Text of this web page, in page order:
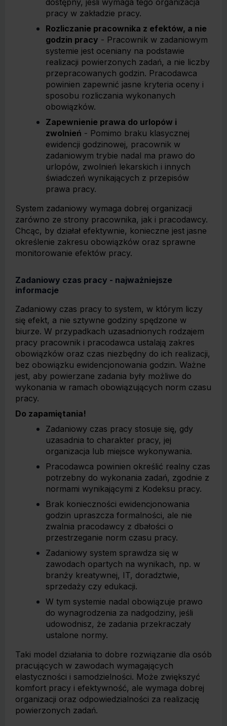
dostępny, jeśli wymaga tego organizacja
pracy w zakładzie pracy.
Rozliczanie pracownika z efektów, a nie
godzin pracy - Pracownik w zadaniowym
systemie jest oceniany na podstawie
realizacji powierzonych zadań, a nie liczby
przepracowanych godzin. Pracodawca
powinien zapewnić jasne kryteria oceny i
sposobu rozliczania wykonanych
obowiązków.
Zapewnienie prawa do urlopów i
zwolnień - Pomimo braku klasycznej
ewidencji godzinowej, pracownik w
zadaniowym trybie nadal ma prawo do
urlopów, zwolnień lekarskich i innych
świadczeń wynikających z przepisów
prawa pracy.
System zadaniowy wymaga dobrej organizacji
zarówno ze strony pracownika, jak i pracodawcy.
Chcąc, by działał efektywnie, konieczne jest jasne
określenie zakresu obowiązków oraz sprawne
monitorowanie efektów pracy.
Zadaniowy czas pracy - najważniejsze
informacje
Zadaniowy czas pracy to system, w którym liczy
się efekt, a nie sztywne godziny spędzone w
biurze. W przypadkach uzasadnionych rodzajem
pracy pracownik i pracodawca ustalają zakres
obowiązków oraz czas niezbędny do ich realizacji,
bez obowiązku ewidencjonowania godzin. Ważne
jest, aby powierzane zadania były możliwe do
wykonania w ramach obowiązujących norm czasu
pracy.
Do zapamiętania!
Zadaniowy czas pracy stosuje się, gdy
uzasadnia to charakter pracy, jej
organizacja lub miejsce wykonywania.
Pracodawca powinien określić realny czas
potrzebny do wykonania zadań, zgodnie z
normami wynikającymi z Kodeksu pracy.
Brak konieczności ewidencjonowania
godzin upraszcza formalności, ale nie
zwalnia pracodawcy z dbałości o
przestrzeganie norm czasu pracy.
Zadaniowy system sprawdza się w
zawodach opartych na wynikach, np. w
branży kreatywnej, IT, doradztwie,
sprzedaży czy edukacji.
W tym systemie nadal obowiązuje prawo
do wynagrodzenia za nadgodziny, jeśli
udowodnisz, że zadania przekraczały
ustalone normy.
Taki model działania to dobre rozwiązanie dla osób
pracujących w zawodach wymagających
elastyczności i samodzielności. Może zwiększyć
komfort pracy i efektywność, ale wymaga dobrej
organizacji oraz odpowiedzialności za realizację
powierzonych zadań.